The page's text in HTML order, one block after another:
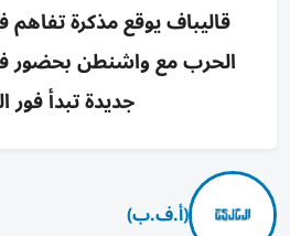
قاليباف يوقع مذكرة
الحرب مع واشنطن
جديدة تبدأ فور
(أ.ف.ب)